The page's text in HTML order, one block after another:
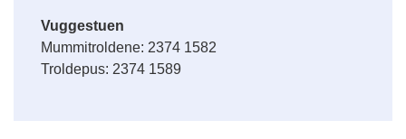
Vuggestuen
Mummitroldene: 2374 1582
Troldepus: 2374 1589